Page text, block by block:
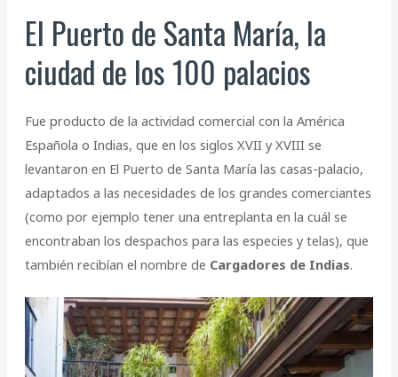
El Puerto de Santa María, la
ciudad de los 100 palacios
Fue producto de la actividad comercial con la América
Española o Indias, que en los siglos XVII y XVIII se
levantaron en El Puerto de Santa María las casas-palacio,
adaptados a las necesidades de los grandes comerciantes
(como por ejemplo tener una entreplanta en la cuál se
encontraban los despachos para las especies y telas), que
también recibían el nombre de Cargadores de Indias.